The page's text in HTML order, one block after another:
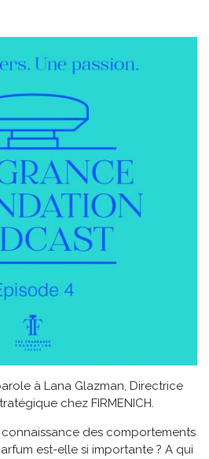
à Lana Glazman, Directrice
chez FIRMENICH.
des comportements
est-elle si importante ? A qui